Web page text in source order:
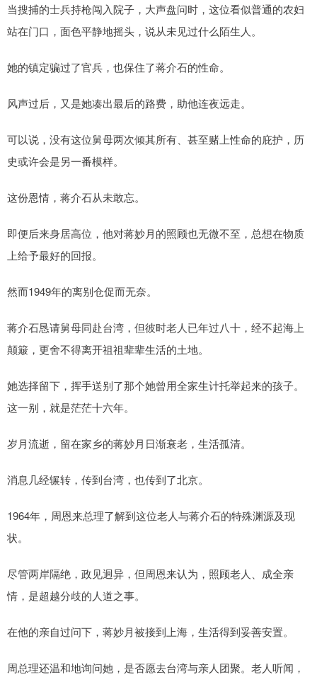
当搜捕的士兵持枪闯入院子，大声盘问时，这位看似普通的农妇
站在门口，面色平静地摇头，说从未见过什么陌生人。
她的镇定骗过了官兵，也保住了蒋介石的性命。
风声过后，又是她凑出最后的路费，助他连夜远走。
可以说，没有这位舅母两次倾其所有、甚至赌上性命的庇护，历
史或许会是另一番模样。
这份恩情，蒋介石从未敢忘。
即便后来身居高位，他对蒋妙月的照顾也无微不至，总想在物质
上给予最好的回报。
然而1949年的离别仓促而无奈。
蒋介石恳请舅母同赴台湾，但彼时老人已年过八十，经不起海上
颠簸，更舍不得离开祖祖辈辈生活的土地。
她选择留下，挥手送别了那个她曾用全家生计托举起来的孩子。
这一别，就是茫茫十六年。
岁月流逝，留在家乡的蒋妙月日渐衰老，生活孤清。
消息几经辗转，传到台湾，也传到了北京。
1964年，周恩来总理了解到这位老人与蒋介石的特殊渊源及现
状。
尽管两岸隔绝，政见迥异，但周恩来认为，照顾老人、成全亲
情，是超越分歧的人道之事。
在他的亲自过问下，蒋妙月被接到上海，生活得到妥善安置。
周总理还温和地询问她，是否愿去台湾与亲人团聚。老人听闻，